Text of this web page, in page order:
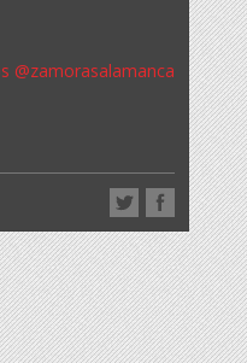
@zamorasalamanca